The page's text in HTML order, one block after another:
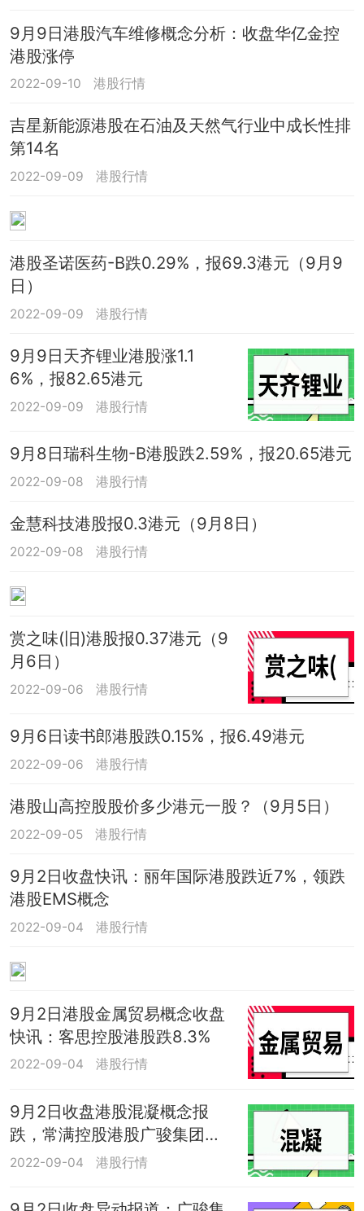
9月9日港股汽车维修概念分析：收盘华亿金控
港股涨停
2022-09-10 港股行情
吉星新能源港股在石油及天然气行业中成长性排
第14名
2022-09-09 港股行情
港股圣诺医药-B跌0.29%，报69.3港元（9月9
日）
2022-09-09 港股行情
9月9日天齐锂业港股涨1.1
6%，报82.65港元
2022-09-09 港股行情
9月8日瑞科生物-B港股跌2.59%，报20.65港元
2022-09-08 港股行情
金慧科技港股报0.3港元（9月8日）
2022-09-08 港股行情
赏之味(旧)港股报0.37港元（9
月6日）
2022-09-06 港股行情
9月6日读书郎港股跌0.15%，报6.49港元
2022-09-06 港股行情
港股山高控股股价多少港元一股？（9月5日）
2022-09-05 港股行情
9月2日收盘快讯：丽年国际港股跌近7%，领跌
港股EMS概念
2022-09-04 港股行情
9月2日港股金属贸易概念收盘
快讯：客思控股港股跌8.3%
2022-09-04 港股行情
9月2日收盘港股混凝概念报
跌，常满控股港股广骏集团控
股港股跌近7%
2022-09-04 港股行情